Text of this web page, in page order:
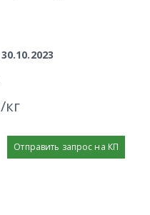
кг
Отправить запрос на КП